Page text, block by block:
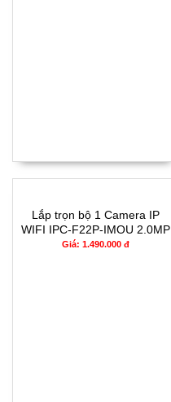
Lắp trọn bộ 1 Camera IP
WIFI IPC-F22P-IMOU 2.0MP
Giá: 1.490.000 đ